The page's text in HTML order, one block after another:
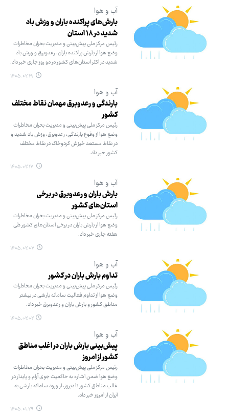
آب و هوا
بارش‌های پراکنده باران و وزش باد
شدید در ۱۸ استان
رئیس مرکز ملی پیش‌بینی و مدیریت بحران مخاطرات
وضع هوا از بارش پراکنده باران، رعدوبرق و وزش باد
شدید در اکثر استان‌های کشور در دو روز جاری خبر داد.
۱۴۰۵.۰۲.۱۹
آب و هوا
بارندگی و رعدوبرق مهمان نقاط مختلف
کشور
رئیس مرکز ملی پیش‌بینی و مدیریت بحران مخاطرات
وضع هوا از وقوع بارندگی، رعدوبرق، وزش باد شدید و
در نقاط مستعد خیزش گردوخاک در نقاط مختلف
کشور خبر داد.
۱۴۰۵.۰۲.۱۷
آب و هوا
بارش باران و رعدوبرق در برخی
استان‌های کشور
رئیس مرکز ملی پیش‌بینی و مدیریت بحران مخاطرات
وضع هوا از بارش باران در برخی استان‌های کشور طی
هفته جاری خبر داد.
۱۴۰۵.۰۲.۰۷
آب و هوا
تداوم بارش باران در کشور
رئیس مرکز ملی پیش‌بینی و مدیریت بحران مخاطرات
وضع هوا از تداوم فعالیت سامانه بارشی در بیشتر
مناطق کشور و بارش باران و رعدوبرق خبر داد.
۱۴۰۵.۰۲.۰۲
آب و هوا
پیش‌بینی بارش باران در اغلب مناطق
کشور از امروز
رئیس مرکز ملی پیش‌بینی و مدیریت بحران مخاطرات
وضع هوا ضمن اشاره به حاکمیت جوی آرام و پایدار در
غالب مناطق کشور تا دیروز، از ورود سامانه بارشی به
ایران از امروز خبر داد.
۱۴۰۵.۰۱.۲۹